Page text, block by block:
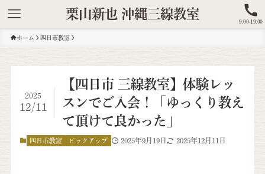
栗山新也 沖縄三線教室
9:00-19:00
ホーム 四日市教室
【四日市 三線教室】体験レッ
スンでご入会！「ゆっくり教え
て頂けて良かった」
2025
12/11
四日市教室 ピックアップ 2025年9月19日 2025年12月11日